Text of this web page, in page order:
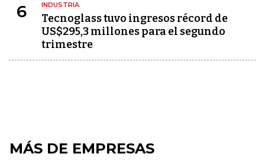
6 INDUSTRIA
Tecnoglass tuvo ingresos récord de
US$295,3 millones para el segundo
trimestre
MÁS DE EMPRESAS